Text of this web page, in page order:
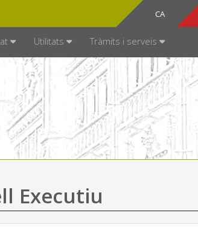
CA
ES
Utilitats Tràmits i serveis
Executiu